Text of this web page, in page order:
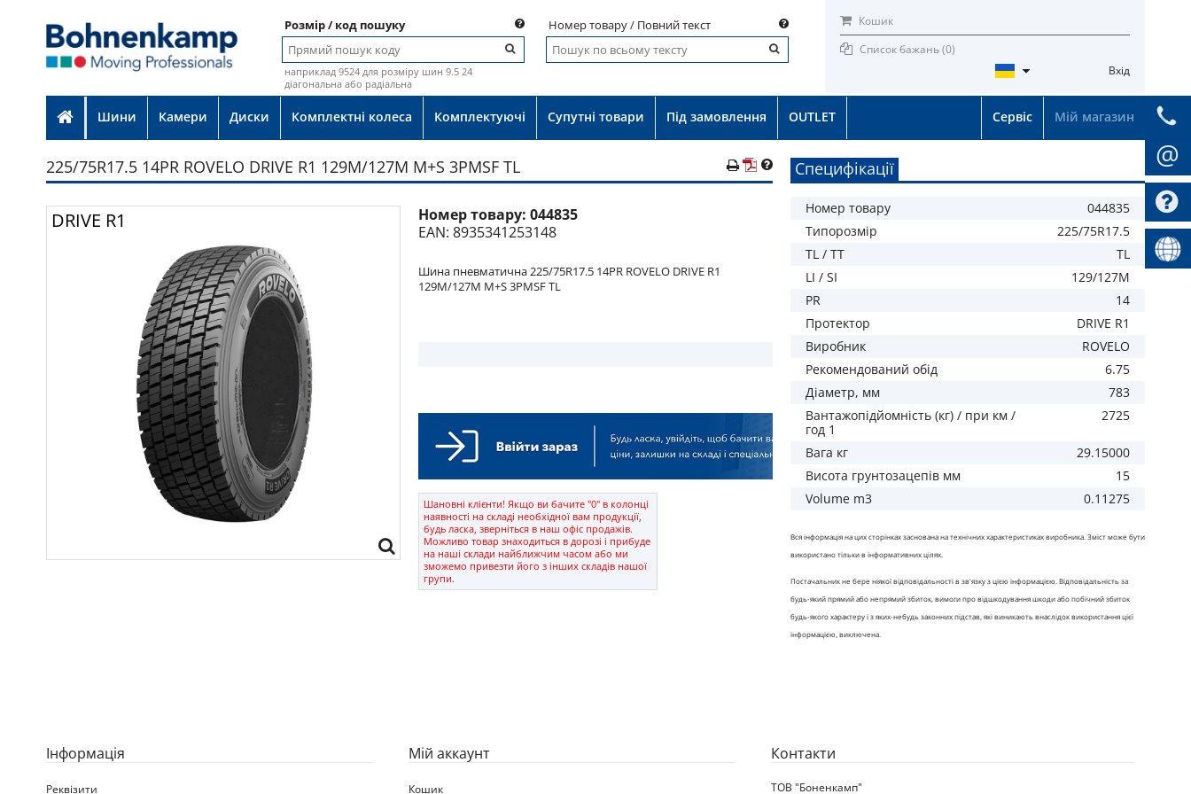
Номер товару / Повний текст
Розмір / код пошуку
наприклад 9524 для розміру шин 9.5 24
діагональна або радіальна
Кошик
Список бажань (0)
Вхід
Шини Камери Диски Комплектні колеса Комплектуючі Супутні товари Під замовлення OUTLET Мій магазин
Сервіс
225/75R17.5 14PR ROVELO DRIVE R1 129M/127M M+S 3PMSF TL
DRIVE R1 Номер товару: 044835
EAN: 8935341253148
Шина пневматична 225/75R17.5 14PR ROVELO DRIVE R1
129M/127M M+S 3PMSF TL
Шановні клієнти! Якщо ви бачите "0" в колонці
наявності на складі необхідної вам продукції,
будь ласка, зверніться в наш офіс продажів.
Можливо товар знаходиться в дорозі і прибуде
на наші склади найближчим часом або ми
зможемо привезти його з інших складів нашої
групи.
Специфікації
Номер товару
044835
Типорозмір
225/75R17.5
TL / TT
TL
LI / SI
129/127M
PR
14
Протектор
DRIVE R1
Виробник
ROVELO
Рекомендований обід
6.75
Діаметр, мм
783
Вантажопідйомність (кг) / при км /
год 1
2725
Вага кг
29.15000
Висота грунтозацепів мм
15
Volume m3
0.11275
Вся інформація на цих сторінках заснована на технічних характеристиках виробника. Зміст може бути
використано тільки в інформативних цілях.
Постачальник не бере ніякої відповідальності в зв'язку з цією інформацією. Відповідальність за
будь-який прямий або непрямий збиток, вимоги про відшкодування шкоди або побічний збиток
будь-якого характеру і з яких-небудь законних підстав, які виникають внаслідок використання цієї
інформацією, виключена.
Iнформація
Реквізити
Мій аккаунт
Кошик
Контакти
ТОВ "Боненкамп"
@